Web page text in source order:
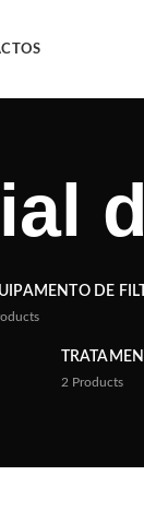
DE
2 Products